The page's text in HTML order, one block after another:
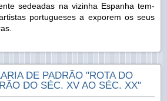
sedeadas na vizinha Espanha tem-
portugueses a exporem os seus
DE PADRÃO "ROTA DO
DO SÉC. XV AO SÉC. XX"